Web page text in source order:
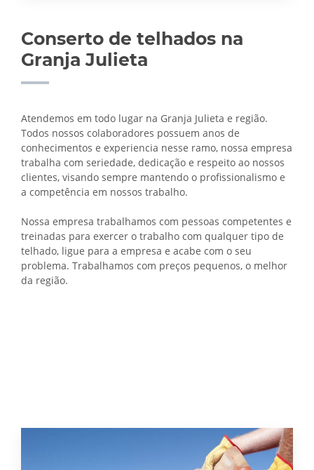
Conserto de telhados na
Granja Julieta
Atendemos em todo lugar na Granja Julieta e região.
Todos nossos colaboradores possuem anos de
conhecimentos e experiencia nesse ramo, nossa empresa
trabalha com seriedade, dedicação e respeito ao nossos
clientes, visando sempre mantendo o profissionalismo e
a competência em nossos trabalho.
Nossa empresa trabalhamos com pessoas competentes e
treinadas para exercer o trabalho com qualquer tipo de
telhado, ligue para a empresa e acabe com o seu
problema. Trabalhamos com preços pequenos, o melhor
da região.